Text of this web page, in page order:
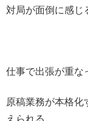
対局が面倒に感じ
仕事で出張が重な
原稿業務が本格化
えられる。